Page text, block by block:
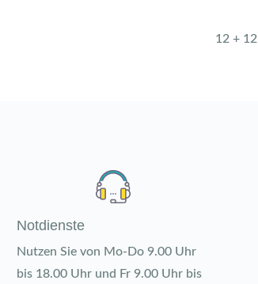
12 + 12
Notdienste
Nutzen Sie von Mo-Do 9.00 Uhr
bis 18.00 Uhr und Fr 9.00 Uhr bis